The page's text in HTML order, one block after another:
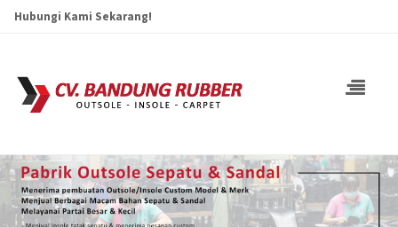
Hubungi Kami Sekarang!